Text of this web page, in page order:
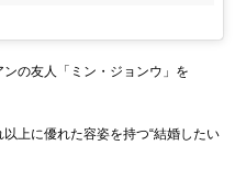
の友人「ミン・ジョンウ」を
上に優れた容姿を持つ“結婚したい